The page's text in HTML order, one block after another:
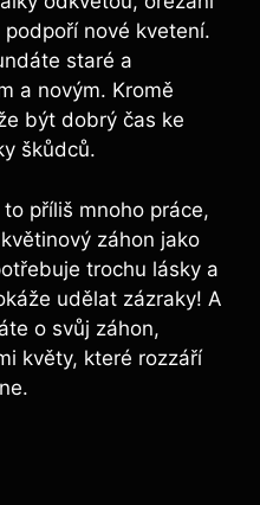
nové kvetení.
staré a
a novým. Kromě
být dobrý čas ke
škůdců.
příliš mnoho práce,
záhon jako
trochu lásky a
udělat zázraky! A
o svůj záhon,
květy, které rozzáří